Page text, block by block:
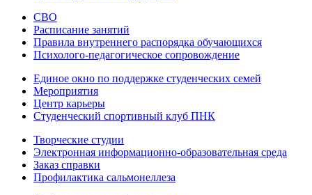
СВО
Расписание занятий
Правила внутреннего распорядка обучающихся
Психолого-педагогическое сопровождение
Единое окно по поддержке студенческих семей
Мероприятия
Центр карьеры
Студенческий спортивный клуб ПНК
Творческие студии
Электронная информационно-образовательная среда
Заказ справки
Профилактика сальмонеллеза